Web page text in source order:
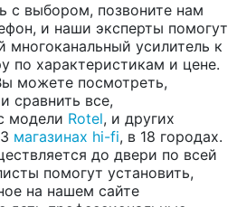
с выбором, позвоните нам
и наши эксперты помогут
многоканальный усилитель к
по характеристикам и цене.
можете посмотреть,
сравнить все,
модели Rotel, и других
магазинах hi-fi, в 18 городах.
до двери по всей
помогут установить,
на нашем сайте